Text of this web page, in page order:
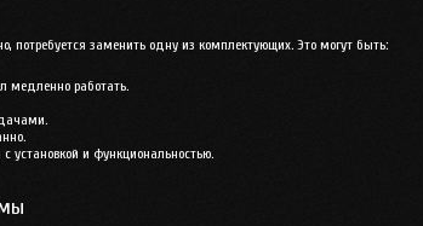
потребуется заменить одну из комплектующих. Это могут быть:
медленно работать.
установкой и функциональностью.